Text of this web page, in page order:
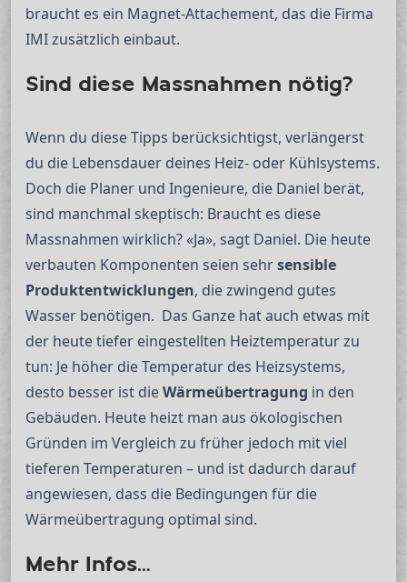
braucht es ein Magnet-Attachement, das die Firma
IMI zusätzlich einbaut.
Sind diese Massnahmen nötig?
Wenn du diese Tipps berücksichtigst, verlängerst
du die Lebensdauer deines Heiz- oder Kühlsystems.
Doch die Planer und Ingenieure, die Daniel berät,
sind manchmal skeptisch: Braucht es diese
Massnahmen wirklich? «Ja», sagt Daniel. Die heute
verbauten Komponenten seien sehrsensible
Produktentwicklungen, die zwingend gutes
Wasser benötigen. Das Ganze hat auch etwas mit
der heute tiefer eingestellten Heiztemperatur zu
tun: Je höher die Temperatur des Heizsystems,
desto besser ist dieWärmeübertragung in den
Gebäuden. Heute heizt man aus ökologischen
Gründen im Vergleich zu früher jedoch mit viel
tieferen Temperaturen – und ist dadurch darauf
angewiesen, dass die Bedingungen für die
Wärmeübertragung optimal sind.
Mehr Infos…